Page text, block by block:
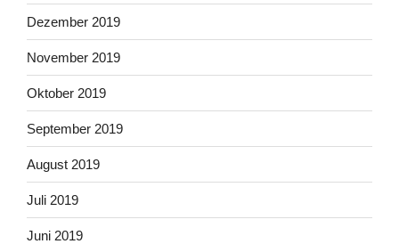
Dezember 2019
November 2019
Oktober 2019
September 2019
August 2019
Juli 2019
Juni 2019